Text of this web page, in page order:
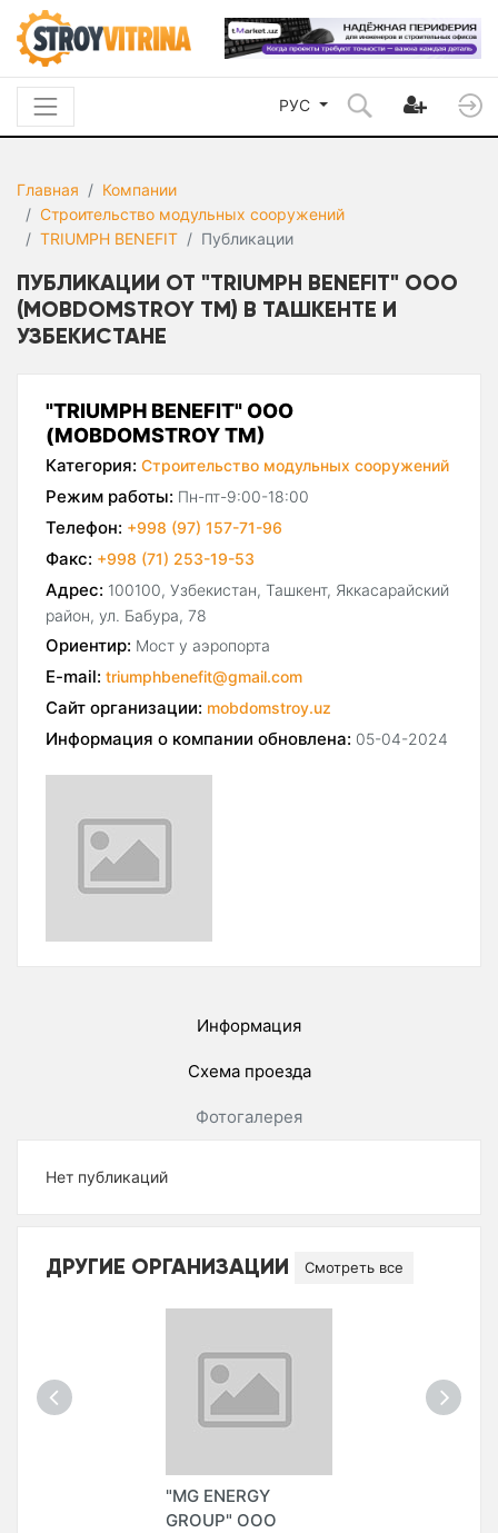
РУС
Главная
Компании
Строительство модульных сооружений
TRIUMPH BENEFIT
Публикации
ПУБЛИКАЦИИ ОТ "TRIUMPH BENEFIT" ООО
(MOBDOMSTROY ТМ) В ТАШКЕНТЕ И
УЗБЕКИСТАНЕ
"TRIUMPH BENEFIT" ООО
(MOBDOMSTROY ТМ)
Категория: Строительство модульных сооружений
Режим работы: Пн-пт-9:00-18:00
Телефон: +998 (97) 157-71-96
Факс: +998 (71) 253-19-53
Адрес: 100100, Узбекистан, Ташкент, Яккасарайский
район, ул. Бабура, 78
Ориентир: Мост у аэропорта
E-mail: triumphbenefit@gmail.com
Сайт организации: mobdomstroy.uz
Информация о компании обновлена: 05-04-2024
Информация
Схема проезда
Фотогалерея
Нет публикаций
ДРУГИЕ ОРГАНИЗАЦИИ Смотреть все
"MG ENERGY
GROUP" ООО